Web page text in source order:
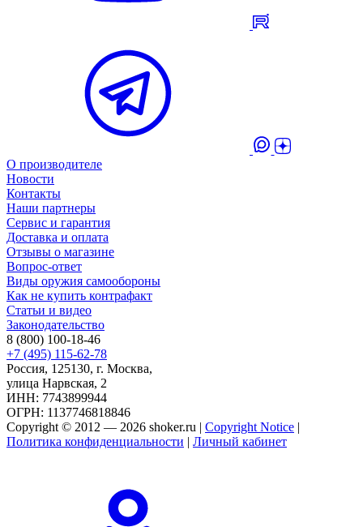
О производителе
Новости
Контакты
Наши партнеры
Сервис и гарантия
Доставка и оплата
Отзывы о магазине
Вопрос-ответ
Виды оружия самообороны
Как не купить контрафакт
Статьи и видео
Законодательство
8 (800) 100-18-46
+7 (495) 115-62-78
Россия, 125130, г. Москва,
улица Нарвская, 2
ИНН: 7743899944
ОГРН: 1137746818846
Copyright © 2012 — 2026 shoker.ru | Copyright Notice |
Политика конфиденциальности | Личный кабинет